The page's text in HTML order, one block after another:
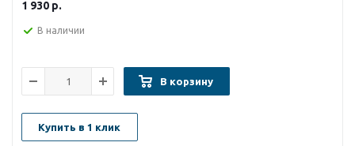
1 930 р.
В наличии
В корзину
Купить в 1 клик